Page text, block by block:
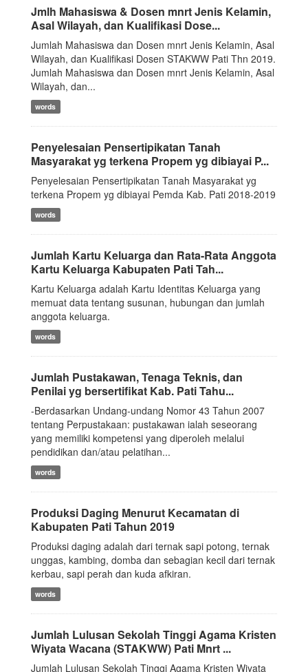
Jmlh Mahasiswa & Dosen mnrt Jenis Kelamin,
Asal Wilayah, dan Kualifikasi Dose...
Jumlah Mahasiswa dan Dosen mnrt Jenis Kelamin, Asal
Wilayah, dan Kualifikasi Dosen STAKWW Pati Thn 2019.
Jumlah Mahasiswa dan Dosen mnrt Jenis Kelamin, Asal
Wilayah, dan...
words
Penyelesaian Pensertipikatan Tanah
Masyarakat yg terkena Propem yg dibiayai P...
Penyelesaian Pensertipikatan Tanah Masyarakat yg
terkena Propem yg dibiayai Pemda Kab. Pati 2018-2019
words
Jumlah Kartu Keluarga dan Rata-Rata Anggota
Kartu Keluarga Kabupaten Pati Tah...
Kartu Keluarga adalah Kartu Identitas Keluarga yang
memuat data tentang susunan, hubungan dan jumlah
anggota keluarga.
words
Jumlah Pustakawan, Tenaga Teknis, dan
Penilai yg bersertifikat Kab. Pati Tahu...
-Berdasarkan Undang-undang Nomor 43 Tahun 2007
tentang Perpustakaan: pustakawan ialah seseorang
yang memiliki kompetensi yang diperoleh melalui
pendidikan dan/atau pelatihan...
words
Produksi Daging Menurut Kecamatan di
Kabupaten Pati Tahun 2019
Produksi daging adalah dari ternak sapi potong, ternak
unggas, kambing, domba dan sebagian kecil dari ternak
kerbau, sapi perah dan kuda afkiran.
words
Jumlah Lulusan Sekolah Tinggi Agama Kristen
Wiyata Wacana (STAKWW) Pati Mnrt ...
Jumlah Lulusan Sekolah Tinggi Agama Kristen Wiyata